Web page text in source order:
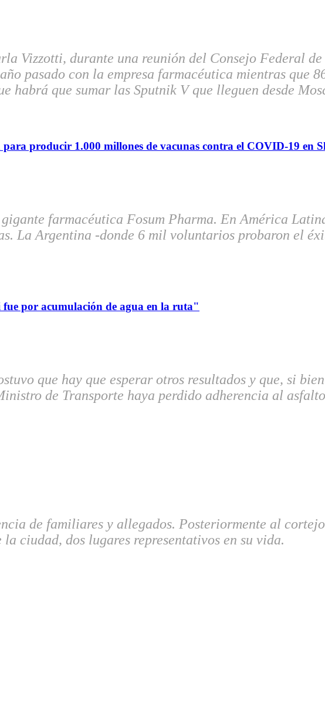
Vizzotti, durante una reunión del Consejo Federal de
pasado con la empresa farmacéutica mientras que
habrá que sumar las Sputnik V que lleguen desde
producir 1.000 millones de vacunas contra el COVID-19 en
farmacéutica Fosum Pharma. En América
La Argentina -donde 6 mil voluntarios probaron el
por acumulación de agua en la ruta"
que hay que esperar otros resultados y que, si
de Transporte haya perdido adherencia al
de familiares y allegados. Posteriormente al
ciudad, dos lugares representativos en su vida.